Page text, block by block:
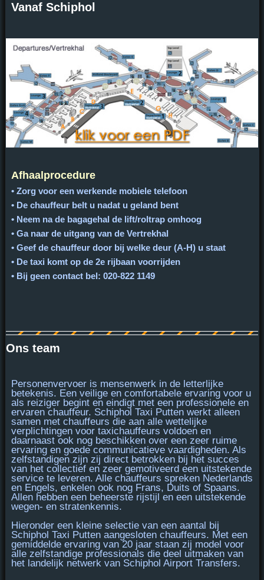
Vanaf Schiphol
Afhaalprocedure
• Zorg voor een werkende mobiele telefoon
• De chauffeur belt u nadat u geland bent
• Neem na de bagagehal de lift/roltrap omhoog
• Ga naar de uitgang van de Vertrekhal
• Geef de chauffeur door bij welke deur (A-H) u staat
• De taxi komt op de 2e rijbaan voorrijden
• Bij geen contact bel: 020-822 1149
Ons team
Personenvervoer is mensenwerkin de letterlijke
betekenis. Een veilige en comfortabele ervaring voor u
als reiziger begint en eindigt met een professionele en
ervaren chauffeur. Schiphol Taxi Putten werkt alleen
samen met chauffeurs die aan alle wettelijke
verplichtingen voor taxichauffeurs voldoenen
daarnaast ook nog beschikken over een zeer ruime
ervaringen goede communicatieve vaardigheden. Als
zelfstandigen zijn zij direct betrokken bij het succes
van het collectief en zeer gemotiveerd een uitstekende
service te leveren. Alle chauffeurs spreken Nederlands
en Engels, enkelen ook nog Frans, Duits of Spaans.
Allen hebben een beheerste rijstijl en een uitstekende
wegen- en stratenkennis.
Hieronder een kleine selectie van een aantal bij
Schiphol Taxi Putten aangesloten chauffeurs. Met een
gemiddelde ervaring van 20 jaar staan zij model voor
alle zelfstandige professionals die deel uitmaken van
het landelijk netwerk van Schiphol Airport Transfers.